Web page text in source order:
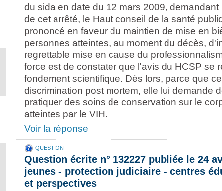
du sida en date du 12 mars 2009,
de cet arrêté, le Haut conseil de la santé
prononcé en faveur du maintien de mise en
personnes atteintes, au moment du décès,
regrettable mise en cause du
force est de constater que l'avis du HCSP se
fondement scientifique. Dès lors, parce que
discrimination post mortem, elle lui demande
pratiquer des soins de conservation sur le
atteintes par le VIH.
Voir la réponse
QUESTION
Question écrite n° 132227 publiée le 24
jeunes - protection judiciaire - centres
et perspectives